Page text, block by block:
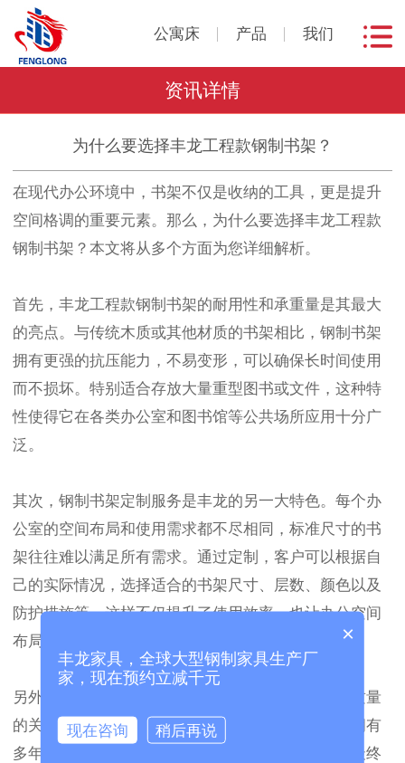
公寓床 产品 我们
资讯详情
为什么要选择丰龙工程款钢制书架？
在现代办公环境中，书架不仅是收纳的工具，更是提升
空间格调的重要元素。那么，为什么要选择丰龙工程款
钢制书架？本文将从多个方面为您详细解析。
首先，丰龙工程款钢制书架的耐用性和承重量是其最大
的亮点。与传统木质或其他材质的书架相比，钢制书架
拥有更强的抗压能力，不易变形，可以确保长时间使用
而不损坏。特别适合存放大量重型图书或文件，这种特
性使得它在各类办公室和图书馆等公共场所应用十分广
泛。
其次，钢制书架定制服务是丰龙的另一大特色。每个办
公室的空间布局和使用需求都不尽相同，标准尺寸的书
架往往难以满足所有需求。通过定制，客户可以根据自
己的实际情况，选择适合的书架尺寸、层数、颜色以及
防护措施等。这样不仅提升了使用效率，也让办公空间
布局更加合理和美观。
另外，选择一家可靠的钢制书架厂家也是保证产品质量
的关键因素。丰龙作为业内知名的钢制书架厂家，拥有
多年的生产经验和技术积淀。从选材到生产，再到最终
×
丰龙家具，全球大型钢制家具生产厂
家，现在预约立减千元
现在咨询 稍后再说